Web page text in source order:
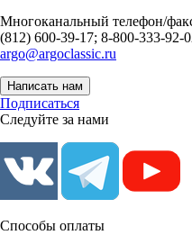
Многоканальный телефон/
(812) 600-39-17; 8-800-333-92-
argo@argoclassic.ru
Написать нам
Подписаться
Следуйте за нами
Способы оплаты